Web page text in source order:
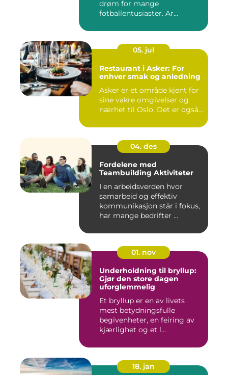
drøm for mange
fotballentusiaster. Ar...
05. jul
Restaurant i Asker: For
enhver smak og anledning
Asker er et område kjent for
sine vakre omgivelser og
nærhet til Oslo. Det er også...
04. des
Fordelene med
Teambuilding Aktiviteter
I en arbeidsverden hvor
samarbeid og effektiv
kommunikasjon står i fokus,
har mange bedrifter ...
01. nov
Underholdning til bryllup:
Gjør den store dagen
uforglemmelig
Et bryllup er en av livets
mest betydningsfulle
begivenheter, en feiring av
kjærlighet og et l...
18. jan